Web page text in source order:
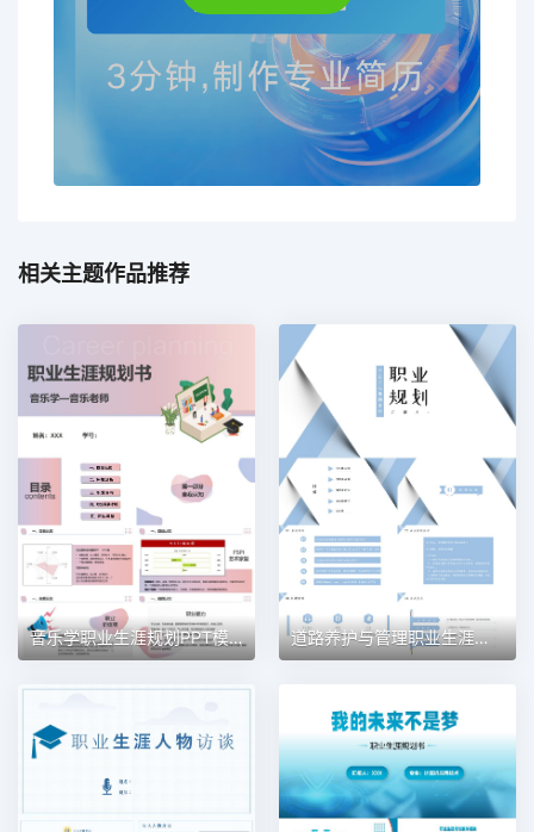
相关主题作品推荐
音乐学职业生涯规划PPT模板 道路养护与管理职业生涯规划PPT模板